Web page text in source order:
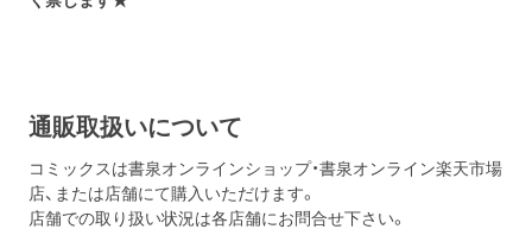
通販取扱いについて
コミックスは書泉オンラインショップ・書泉オンライン楽天市場
店、または店舗にて購入いただけます。
店舗での取り扱い状況は各店舗にお問合せ下さい。